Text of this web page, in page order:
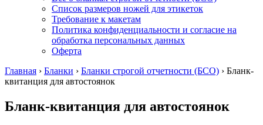
Список размеров ножей для этикеток
Требование к макетам
Политика конфиденциальности и согласие на
обработка персональных данных
Оферта
Главная › Бланки › Бланки строгой отчетности (БСО) › Бланк-
квитанция для автостоянок
Бланк-квитанция для автостоянок